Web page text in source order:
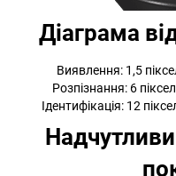
Діаграма
Виявлення: 1,5
Розпізнання: 6
Ідентифікація: 12